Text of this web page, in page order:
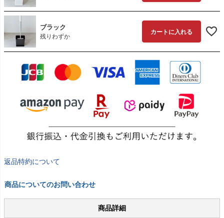
ブラック
残りわずか
カートに入れる
返品特約について
商品についてのお問い合わせ
商品詳細